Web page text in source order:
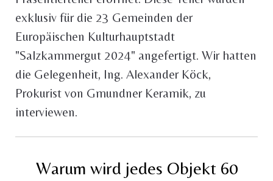
exklusiv für die 23 Gemeinden der
Europäischen Kulturhauptstadt
"Salzkammergut 2024" angefertigt. Wir hatten
die Gelegenheit, Ing. Alexander Köck,
Prokurist von Gmundner Keramik, zu
interviewen.
Warum wird jedes Objekt 60